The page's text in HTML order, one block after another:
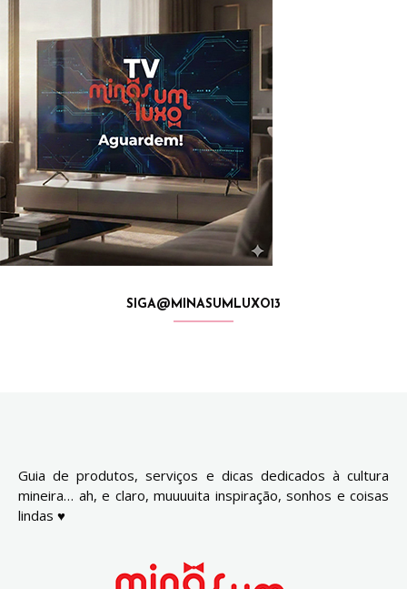
SIGA@MINASUMLUXO13
Guia de produtos, serviços e dicas dedicados à cultura
mineira… ah, e claro, muuuuita inspiração, sonhos e coisas
lindas ♥